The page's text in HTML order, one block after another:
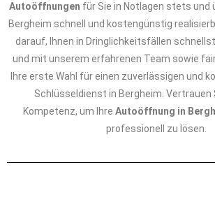
Autoöffnungen für Sie in Notlagen stets und
Bergheim schnell und kostengünstig
darauf, Ihnen in Dringlichkeitsfällen
und mit unserem erfahrenen Team sowie
Ihre erste Wahl für einen zuverlässigen und
Schlüsseldienst in Bergheim. Vertrauen
Kompetenz, um Ihre Autoöffnung in
professionell zu lösen.